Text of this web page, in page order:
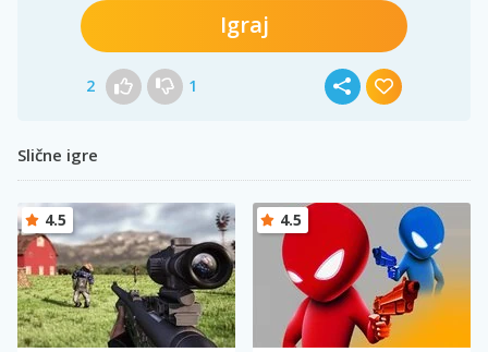
Igraj
2 1
Slične igre
4.5 4.5